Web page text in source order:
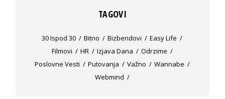
TAGOVI
30 Ispod 30 Bitno Bizbendovi
Easy Life
Filmovi
HR Izjava Dana
Odrzime
Poslovne Vesti
Putovanja Važno
Wannabe
Webmind